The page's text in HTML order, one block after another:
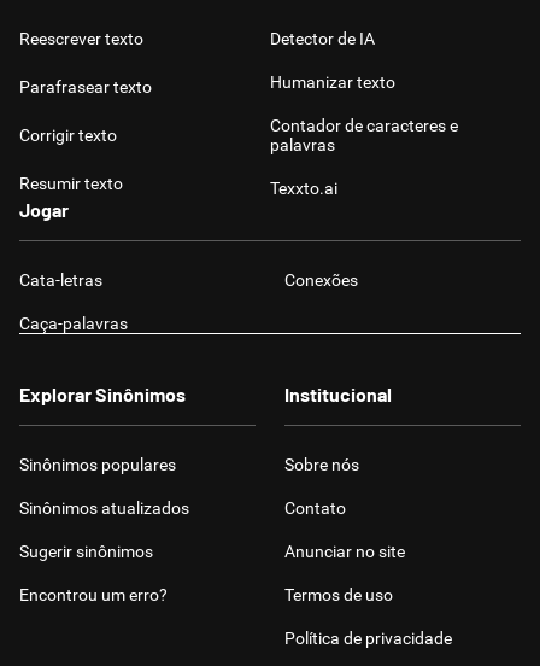
Reescrever texto
Parafrasear texto
Corrigir texto
Resumir texto
Detector de IA
Humanizar texto
Contador de caracteres e
palavras
Texxto.ai
Jogar
Cata-letras Conexões
Caça-palavras
Explorar Sinônimos
Sinônimos populares
Sinônimos atualizados
Sugerir sinônimos
Encontrou um erro?
Institucional
Sobre nós
Contato
Anunciar no site
Termos de uso
Política de privacidade